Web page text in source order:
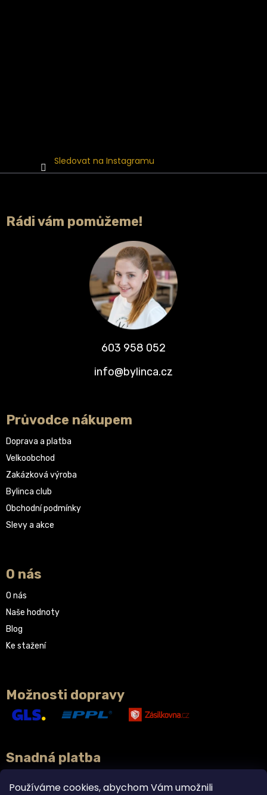
Používáme cookies, abychom Vám umožnili
Sledovat na Instagramu
Rádi vám pomůžeme!
603 958 052
info@bylinca.cz
Průvodce nákupem
Doprava a platba
Velkoobchod
Zakázková výroba
Bylinca club
Obchodní podmínky
Slevy a akce
O nás
O nás
Naše hodnoty
Blog
Ke stažení
Možnosti dopravy
Snadná platba